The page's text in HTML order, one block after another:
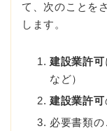
て、次のことを
します。
建設業許可
など）
建設業許可
必要書類